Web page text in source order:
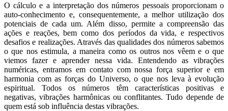
O cálculo e a interpretação dos números pessoais proporcionam o
auto-conhecimento e, consequentemente, a melhor utilização dos
potenciais de cada um. Além disso, permite a compreensão das
ações e reações, bem como dos períodos da vida, e respectivos
desafios e realizações. Através das qualidades dos números sabemos
o que nos estimula, a maneira como os outros nos vêem e o que
viemos fazer e aprender nessa vida. Entendendo as vibrações
numéricas, entramos em contato com nossa força superior e em
harmonia com as forças do Universo, o que nos leva à evolução
espiritual. Todos os números têm características positivas e
negativas, vibrações harmônicas ou conflitantes. Tudo depende de
quem está sob influência destas vibrações.